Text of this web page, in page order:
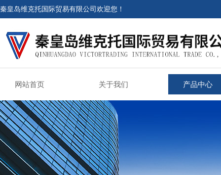
秦皇岛维克托国际贸易有限公司欢迎您！
网站首页 关于我们 产品中心